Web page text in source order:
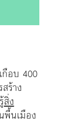
อบ 400
ร้าง
สิ่ง
นเมือง